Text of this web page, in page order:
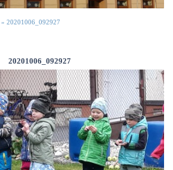
» 20201006_092927
20201006_092927